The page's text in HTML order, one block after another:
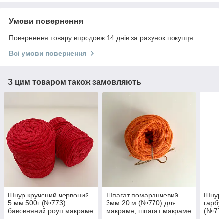
Умови повернення
Повернення товару впродовж 14 днів за рахунок покупця
Всі умови повернення
З цим товаром також замовляють
Шнур кручений червоний
5 мм 500г (№773)
бавовняний роуп макраме
Шпагат помаранчевий
3мм 20 м (№770) для
макраме, шпагат макраме